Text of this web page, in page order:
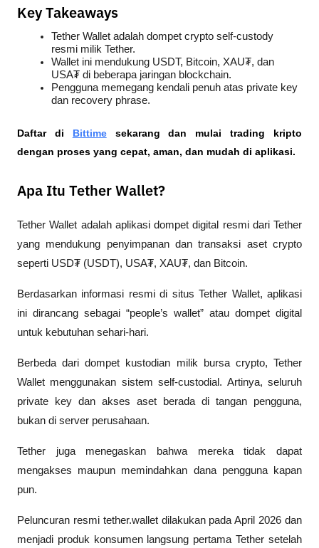
Key Takeaways
Tether Wallet adalah dompet crypto self-custody
resmi milik Tether.
Wallet ini mendukung USDT, Bitcoin, XAU₮, dan
USA₮ di beberapa jaringan blockchain.
Pengguna memegang kendali penuh atas private key
dan recovery phrase.
Daftar di Bittime sekarang dan mulai trading kripto
dengan proses yang cepat, aman, dan mudah di aplikasi.
Apa Itu Tether Wallet?
Tether Wallet adalah aplikasi dompet digital resmi dari Tether
yang mendukung penyimpanan dan transaksi aset crypto
seperti USD₮ (USDT), USA₮, XAU₮, dan Bitcoin.
Berdasarkan informasi resmi di situs Tether Wallet, aplikasi
ini dirancang sebagai “people’s wallet” atau dompet digital
untuk kebutuhan sehari-hari.
Berbeda dari dompet kustodian milik bursa crypto, Tether
Wallet menggunakan sistem self-custodial. Artinya, seluruh
private key dan akses aset berada di tangan pengguna,
bukan di server perusahaan.
Tether juga menegaskan bahwa mereka tidak dapat
mengakses maupun memindahkan dana pengguna kapan
pun.
Peluncuran resmi tether.wallet dilakukan pada April 2026 dan
menjadi produk konsumen langsung pertama Tether setelah